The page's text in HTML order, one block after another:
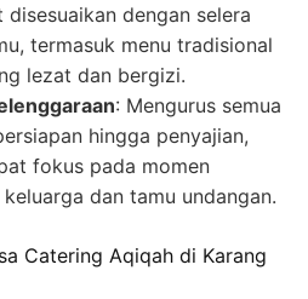
dengan selera
termasuk menu tradisional
lezat dan bergizi.
: Mengurus semua
hingga penyajian,
fokus pada momen
dan tamu undangan.
Catering Aqiqah di Karang